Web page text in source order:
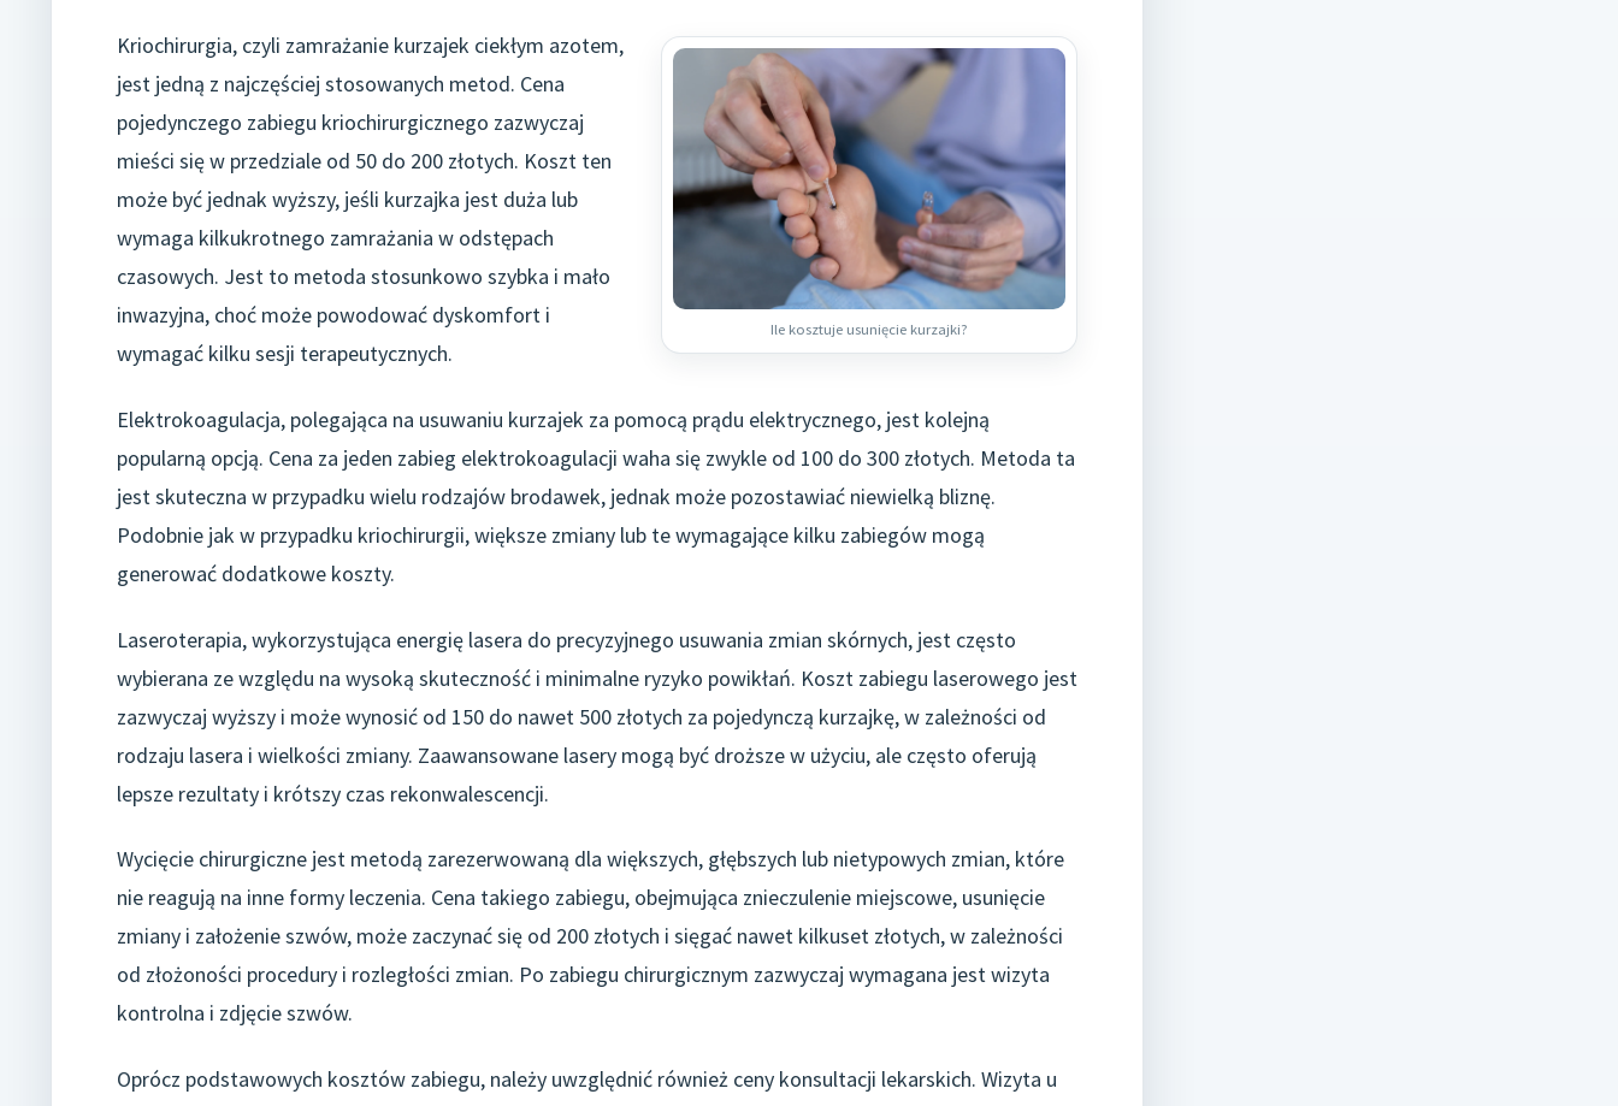
Ile kosztuje usunięcie kurzajki?
Kriochirurgia, czyli zamrażanie kurzajek ciekłym azotem,
jest jedną z najczęściej stosowanych metod. Cena
pojedynczego zabiegu kriochirurgicznego zazwyczaj
mieści się w przedziale od 50 do 200 złotych. Koszt ten
może być jednak wyższy, jeśli kurzajka jest duża lub
wymaga kilkukrotnego zamrażania w odstępach
czasowych. Jest to metoda stosunkowo szybka i mało
inwazyjna, choć może powodować dyskomfort i
wymagać kilku sesji terapeutycznych.
Elektrokoagulacja, polegająca na usuwaniu kurzajek za pomocą prądu elektrycznego, jest kolejną
popularną opcją. Cena za jeden zabieg elektrokoagulacji waha się zwykle od 100 do 300 złotych. Metoda ta
jest skuteczna w przypadku wielu rodzajów brodawek, jednak może pozostawiać niewielką bliznę.
Podobnie jak w przypadku kriochirurgii, większe zmiany lub te wymagające kilku zabiegów mogą
generować dodatkowe koszty.
Laseroterapia, wykorzystująca energię lasera do precyzyjnego usuwania zmian skórnych, jest często
wybierana ze względu na wysoką skuteczność i minimalne ryzyko powikłań. Koszt zabiegu laserowego jest
zazwyczaj wyższy i może wynosić od 150 do nawet 500 złotych za pojedynczą kurzajkę, w zależności od
rodzaju lasera i wielkości zmiany. Zaawansowane lasery mogą być droższe w użyciu, ale często oferują
lepsze rezultaty i krótszy czas rekonwalescencji.
Wycięcie chirurgiczne jest metodą zarezerwowaną dla większych, głębszych lub nietypowych zmian, które
nie reagują na inne formy leczenia. Cena takiego zabiegu, obejmująca znieczulenie miejscowe, usunięcie
zmiany i założenie szwów, może zaczynać się od 200 złotych i sięgać nawet kilkuset złotych, w zależności
od złożoności procedury i rozległości zmian. Po zabiegu chirurgicznym zazwyczaj wymagana jest wizyta
kontrolna i zdjęcie szwów.
Oprócz podstawowych kosztów zabiegu, należy uwzględnić również ceny konsultacji lekarskich. Wizyta u